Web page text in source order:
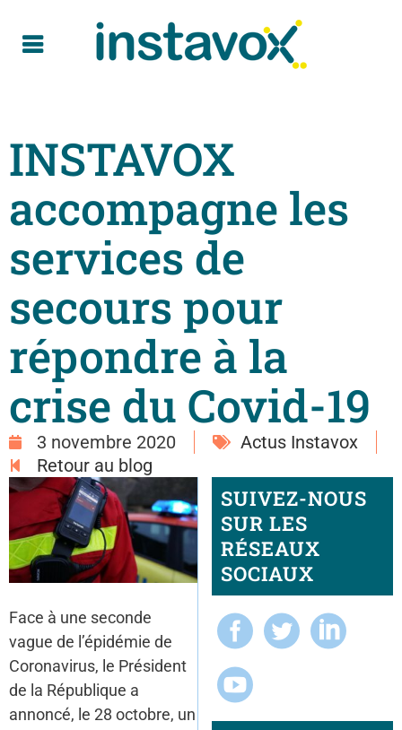
INSTAVOX
accompagne les
services de
secours pour
répondre à la
crise du Covid-19
3 novembre 2020
Actus Instavox
Retour au blog
Face à une seconde
vague de l’épidémie de
Coronavirus, le Président
de la République a
annoncé, le 28 octobre, un
SUIVEZ-NOUS
SUR LES
RÉSEAUX
SOCIAUX